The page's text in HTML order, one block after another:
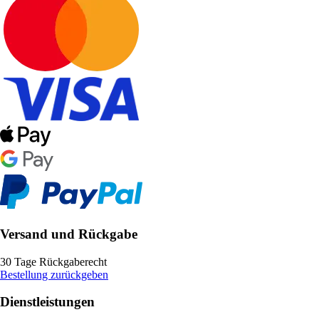
Versand und Rückgabe
30 Tage Rückgaberecht
Bestellung zurückgeben
Dienstleistungen